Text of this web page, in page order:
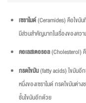
เซราไมด์(Ceramides) คือไขมั
มีส่วนสำคัญมากในเรื่องของคว
คอเลสเตอรอล(Cholesterol) คื
กรดไขมัน(fatty acids) ไขมันอีก
หนึ่งของเซราไมด์ กรดไขมันต่า
ชั้นไขมันอีกด้วย